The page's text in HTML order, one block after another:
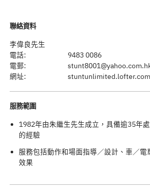
聯絡資料
李偉良先生
電話:
9483 0086
電郵:
網址:
服務範圍
1982年由朱繼生先生成立，具備逾35年
的經驗
服務包括動作和場面指導／設計、車／電
效果